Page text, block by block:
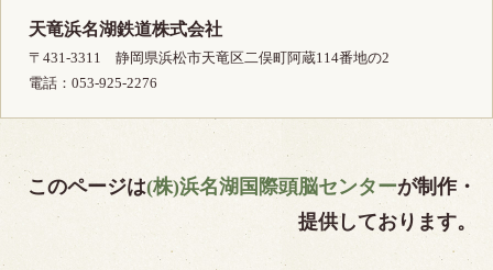
天竜浜名湖鉄道株式会社
〒431-3311 静岡県浜松市天竜区二俣町阿蔵114番地の2
電話：053-925-2276
このページは(株)浜名湖国際頭脳センターが制作・
提供しております。